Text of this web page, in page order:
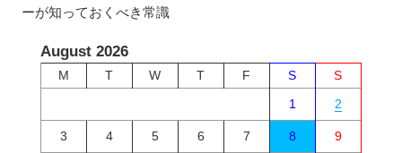
ーが知っておくべき常識
August 2026
M T W T F S
S
1
2
3 4 5 6 7 8 9